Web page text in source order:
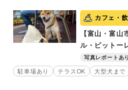
カフェ・
【富山・富
ル・ピットー
写真レポートあり
駐車場あり テラスOK 大型犬まで